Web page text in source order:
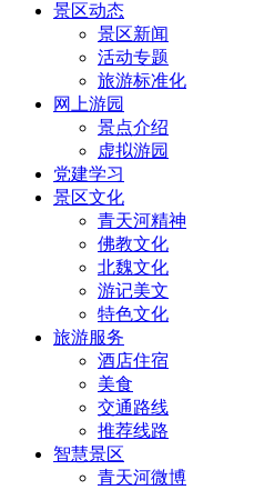
景区动态
景区新闻
活动专题
旅游标准化
网上游园
景点介绍
虚拟游园
党建学习
景区文化
青天河精神
佛教文化
北魏文化
游记美文
特色文化
旅游服务
酒店住宿
美食
交通路线
推荐线路
智慧景区
青天河微博